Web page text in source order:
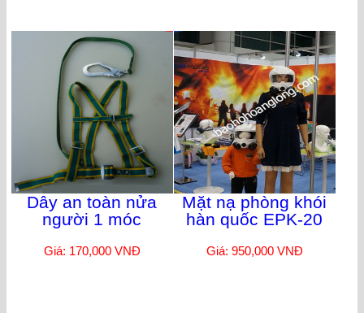
Dây an toàn nửa
người 1 móc
Giá: 170,000 VNĐ
Mặt nạ phòng khói
hàn quốc EPK-20
Giá: 950,000 VNĐ